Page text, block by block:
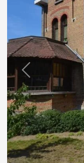
Previous